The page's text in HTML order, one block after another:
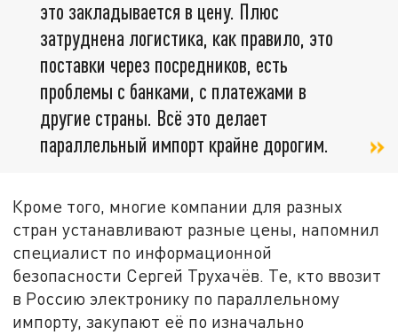
это закладывается в цену. Плюс
затруднена логистика, как правило, это
поставки через посредников, есть
проблемы с банками, с платежами в
другие страны. Всё это делает
параллельный импорт крайне дорогим.
Кроме того, многие компании для разных
стран устанавливают разные цены, напомнил
специалист по информационной
безопасности Сергей Трухачёв. Те, кто ввозит
в Россию электронику по параллельному
импорту, закупают её по изначально